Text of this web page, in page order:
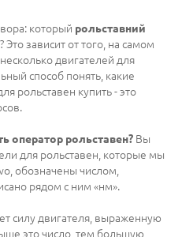
который рольставний
зависит от того, на самом
двигателей для
способ понять, какие
рольставен купить - это
оператор рольставен? Вы
для рольставен, которые мы
обозначены числом,
рядом с ним «нм».
силу двигателя, выраженную
это число, тем большую